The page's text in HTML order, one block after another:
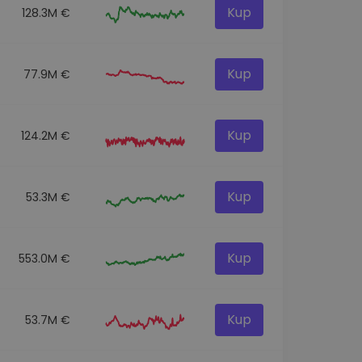
128.3M € Kup
77.9M € Kup
124.2M € Kup
53.3M € Kup
553.0M € Kup
53.7M € Kup